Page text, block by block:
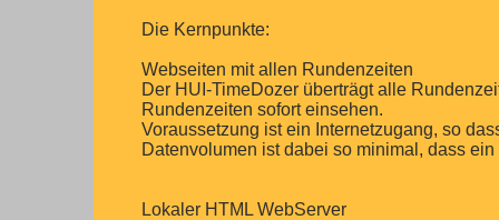
Die Kernpunkte:
Webseiten mit allen Rundenzeiten
Der HUI-TimeDozer überträgt alle
Rundenzeiten sofort einsehen.
Voraussetzung ist ein Internetzugang, so
Datenvolumen ist dabei so minimal, dass
Lokaler HTML WebServer